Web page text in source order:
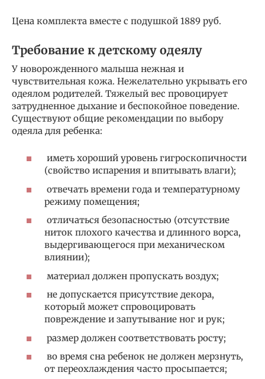
Цена комплекта вместе с подушкой 1889 руб.
Требование к детскому одеялу
У новорожденного малыша нежная и
чувствительная кожа. Нежелательно укрывать его
одеялом родителей. Тяжелый вес провоцирует
затрудненное дыхание и беспокойное поведение.
Существуют общие рекомендации по выбору
одеяла для ребенка:
иметь хороший уровень гигроскопичности
(свойство испарения и впитывать влаги);
отвечать времени года и температурному
режиму помещения;
отличаться безопасностью (отсутствие
ниток плохого качества и длинного ворса,
выдергивающегося при механическом
влиянии);
материал должен пропускать воздух;
не допускается присутствие декора,
который может спровоцировать
повреждение и запутывание ног и рук;
размер должен соответствовать росту;
во время сна ребенок не должен мерзнуть,
от переохлаждения часто просыпается;